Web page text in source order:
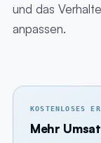
und das
anpassen.
KOSTENLOSES
Mehr